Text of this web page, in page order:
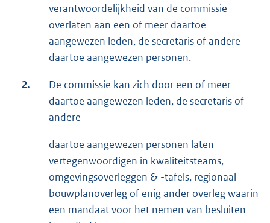
verantwoordelijkheid van de commissie
overlaten aan een of meer daartoe
aangewezen leden, de secretaris of andere
daartoe aangewezen personen.
2.
De commissie kan zich door een of meer
daartoe aangewezen leden, de secretaris of
andere
daartoe aangewezen personen laten
vertegenwoordigen in kwaliteitsteams,
omgevingsoverleggen & -tafels, regionaal
bouwplanoverleg of enig ander overleg waarin
een mandaat voor het nemen van besluiten